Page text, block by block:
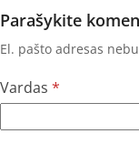
Parašykite
El. pašto adresas
Vardas *